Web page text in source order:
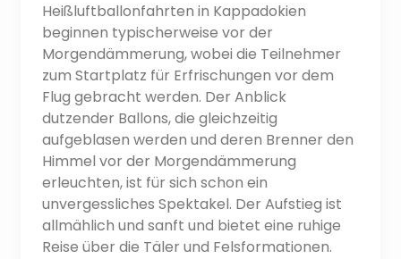
Heißluftballonfahrten in Kappadokien
beginnen typischerweise vor der
Morgendämmerung, wobei die Teilnehmer
zum Startplatz für Erfrischungen vor dem
Flug gebracht werden. Der Anblick
dutzender Ballons, die gleichzeitig
aufgeblasen werden und deren Brenner den
Himmel vor der Morgendämmerung
erleuchten, ist für sich schon ein
unvergessliches Spektakel. Der Aufstieg ist
allmählich und sanft und bietet eine ruhige
Reise über die Täler und Felsformationen.